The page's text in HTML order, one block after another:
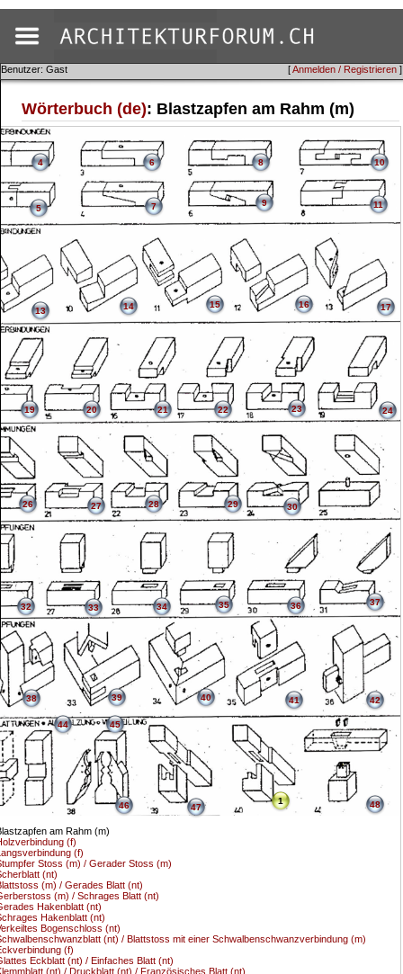
[Anmelden / Registrieren ]
Benutzer: Gast
Wörterbuch (de): Blastzapfen am Rahm (m)
1
am Rahm (m)
(f)
(f)
Stoss (m) / Gerader Stoss (m)
4
(nt)
5
(m) / Gerades Blatt (nt)
6
(m) / Schrages Blatt (nt)
7
Hakenblatt (nt)
8
Hakenblatt (nt)
9
Bogenschloss (nt)
10
(nt) / Blattstoss mit einer Schwalbenschwanzverbindung (m)
11
(f)
Eckblatt (nt) / Einfaches Blatt (nt)
13
(nt) / Druckblatt (nt) / Französisches Blatt (nt)
14 15 16 17
19 20 21 22 23 24
26 27 28 29 30
32 33 34 35 36 37
38 39 40 41 42
44 45
46 47 48